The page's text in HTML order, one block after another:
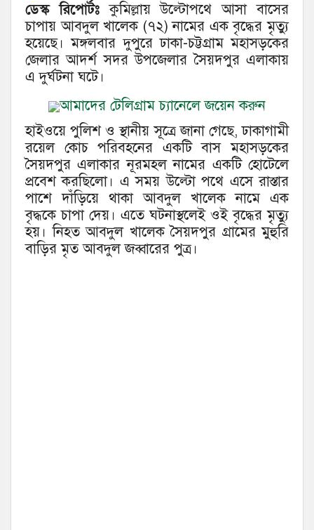
ডেস্ক রিপোর্টঃকুমিল্লায় উল্টোপথে আসা বাসের
চাপায় আবদুল খালেক (৭২) নামের এক বৃদ্ধের মৃত্যু
হয়েছে। মঙ্গলবার দুপুরে ঢাকা-চট্টগ্রাম মহাসড়কের
জেলার আদর্শ সদর উপজেলার সৈয়দপুর এলাকায়
এ দুর্ঘটনা ঘটে।
আমাদের টেলিগ্রাম চ্যানেলে জয়েন করুন
হাইওয়ে পুলিশ ও স্থানীয় সূত্রে জানা গেছে, ঢাকাগামী
রয়েল কোচ পরিবহনের একটি বাস মহাসড়কের
সৈয়দপুর এলাকার নূরমহল নামের একটি হোটেলে
প্রবেশ করছিলো। এ সময় উল্টো পথে এসে রাস্তার
পাশে দাঁড়িয়ে থাকা আবদুল খালেক নামে এক
বৃদ্ধকে চাপা দেয়। এতে ঘটনাস্থলেই ওই বৃদ্ধের মৃত্যু
হয়। নিহত আবদুল খালেক সৈয়দপুর গ্রামের মুহুরি
বাড়ির মৃত আবদুল জব্বারের পুত্র।